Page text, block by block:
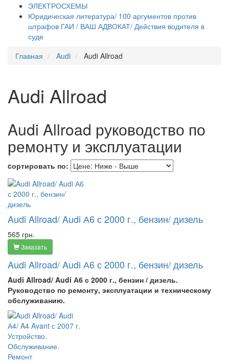
ЭЛЕКТРОСХЕМЫ
Юридическая литература/ 100 аргументов против
штрафов ГАИ / ВАШ АДВОКАТ/ Действия водителя в
суде
Главная
Audi Audi Allroad
Audi Allroad
Audi Allroad руководство по
ремонту и эксплуатации
cортировать по:
Audi Allroad/ Audi А6 с 2000 г., бензин/ дизель
565 грн.
Заказать
Audi Allroad/ Audi А6 с 2000 г., бензин/ дизель
Audi Allroad/ Audi А6 с 2000 г., бензин / дизель.
Руководство по ремонту, эксплуатации и техническому
обслуживанию.